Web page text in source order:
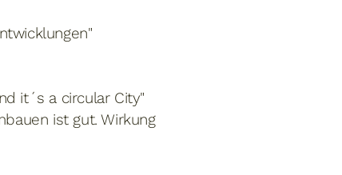
it´s a circular City"
ist gut. Wirkung